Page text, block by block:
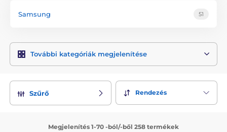
Samsung 51
További kategóriák megjelenítése
Szűrő Rendezés
Megjelenítés 1-70 -ból/-ből 258 termékek